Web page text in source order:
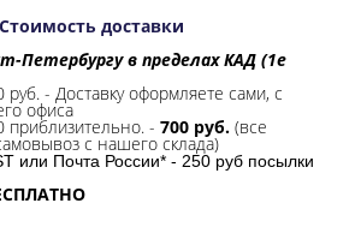
Стоимость доставки
Петербургу в пределах КАД (1е
руб. - Доставку оформляете сами, с
офиса
приблизительно. - 700 руб. (все
с нашего склада)
или Почта России* - 250 руб посылки